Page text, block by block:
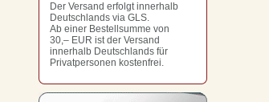
Der Versand erfolgt innerhalb
Deutschlands via GLS.
Ab einer Bestellsumme von
30,– EUR ist der Versand
innerhalb Deutschlands für
Privatpersonen kostenfrei.